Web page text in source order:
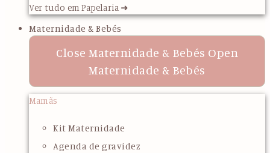
Ver tudo em Papelaria ➜
Maternidade & Bebés
Close Maternidade & Bebés Open
Maternidade & Bebés
Mamãs
Kit Maternidade
Agenda de gravidez